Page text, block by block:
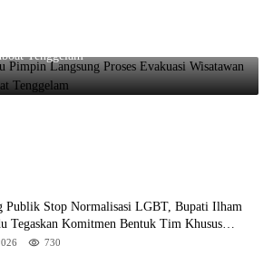
Langsung Proses Evakuasi Wisatawan
Tenggelam
Publik Stop Normalisasi LGBT, Bupati Ilham
Tegaskan Komitmen Bentuk Tim Khusus
Daerah730